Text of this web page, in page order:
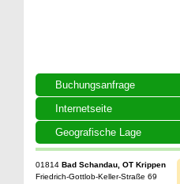
Buchungsanfrage
Internetseite
Geografische Lage
01814 Bad Schandau, OT Krippen
Friedrich-Gottlob-Keller-Straße 69